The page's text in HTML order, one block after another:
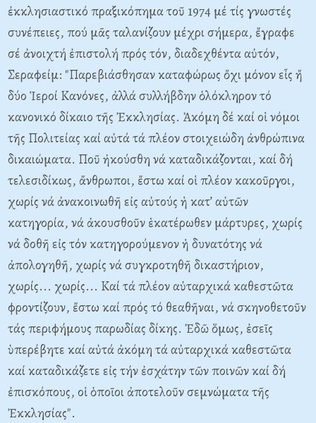
ἐκκλησιαστικό πραξικόπημα τοῦ 1974 μέ τίς γνωστές
συνέπειες, πού μᾶς ταλανίζουν μέχρι σήμερα, ἔγραφε
σέ ἀνοιχτή ἐπιστολή πρός τόν, διαδεχθέντα αὐτόν,
Σεραφείμ: "Παρεβιάσθησαν καταφώρως ὄχι μόνον εἷς ἤ
δύο Ἱεροί Κανόνες, ἀλλά συλλήβδην ὁλόκληρον τό
κανονικό δίκαιο τῆς Ἐκκλησίας. Ἀκόμη δέ καί οἱ νόμοι
τῆς Πολιτείας καί αὐτά τά πλέον στοιχειώδη ἀνθρώπινα
δικαιώματα. Ποῦ ἠκούσθη νά καταδικάζονται, καί δή
τελεσιδίκως, ἄνθρωποι, ἔστω καί οἱ πλέον κακοῦργοι,
χωρίς νά ἀνακοινωθῆ εἰς αὐτούς ἡ κατ’ αὐτῶν
κατηγορία, νά ἀκουσθοῦν ἑκατέρωθεν μάρτυρες, χωρίς
νά δοθῆ εἰς τόν κατηγορούμενον ἡ δυνατότης νά
ἀπολογηθῆ, χωρίς νά συγκροτηθῆ δικαστήριον,
χωρίς... χωρίς... Καί τά πλέον αὐταρχικά καθεστῶτα
φροντίζουν, ἔστω καί πρός τό θεαθῆναι, νά σκηνοθετοῦν
τάς περιφήμους παρωδίας δίκης. Ἐδῶ ὅμως, ἐσεῖς
ὑπερέβητε καί αὐτά ἀκόμη τά αὐταρχικά καθεστῶτα
καί καταδικάζετε εἰς τήν ἐσχάτην τῶν ποινῶν καί δή
ἐπισκόπους, οἱ ὁποῖοι ἀποτελοῦν σεμνώματα τῆς
Ἐκκλησίας".